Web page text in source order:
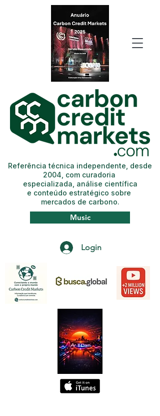
Login
Music
Referência técnica independente, desde
2004, com curadoria
especializada, análise científica
e conteúdo estratégico sobre
mercados de carbono.